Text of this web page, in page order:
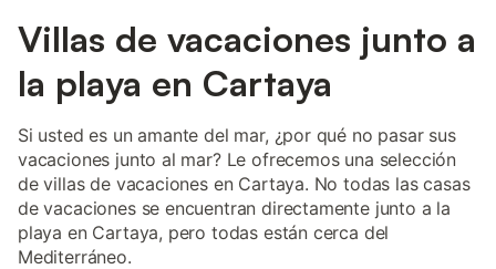
Villas de vacaciones junto a
la playa en Cartaya
Si usted es un amante del mar, ¿por qué no pasar sus
vacaciones junto al mar? Le ofrecemos una selección
de villas de vacaciones en Cartaya. No todas las casas
de vacaciones se encuentran directamente junto a la
playa en Cartaya, pero todas están cerca del
Mediterráneo.